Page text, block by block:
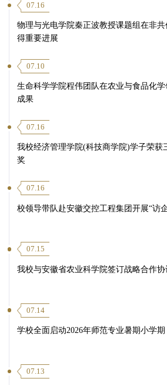
07.16
物理与光电学院秦正波教授课题组在非
得重要进展
07.10
生命科学学院程伟团队在农业与食品化
成果
07.16
我校经济管理学院(科技商学院)学子荣获
奖
07.16
校领导带队赴安徽交控工程集团开展“访
07.15
我校与安徽省农业科学院签订战略合作协
07.14
学校全面启动2026年师范专业暑期小学期
07.13